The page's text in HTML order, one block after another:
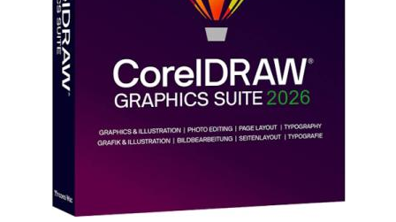
дизайна